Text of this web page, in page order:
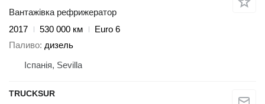
Вантажівка рефрижератор
2017
530 000 км
Euro 6
Паливо дизель
Іспанія, Sevilla
TRUCKSUR